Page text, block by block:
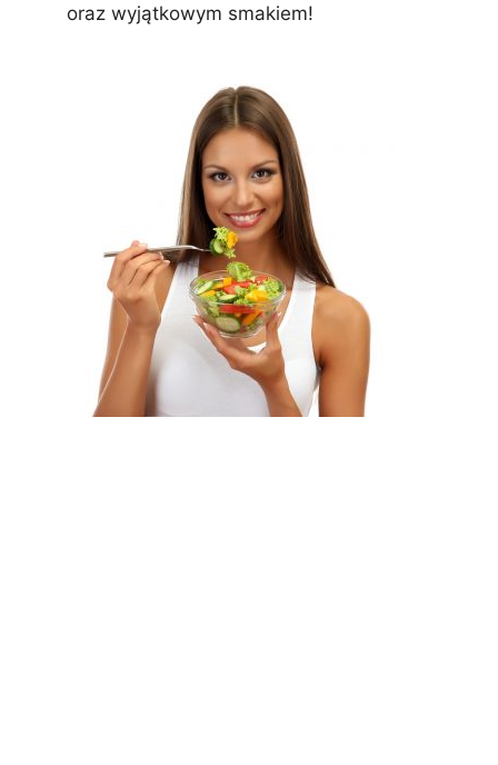
oraz wyjątkowym smakiem!